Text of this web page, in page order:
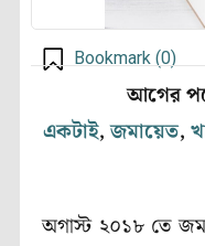
Bookmark (0)
আগের
একটাই,জমায়েত,
অগাস্ট ২০১৮ তে